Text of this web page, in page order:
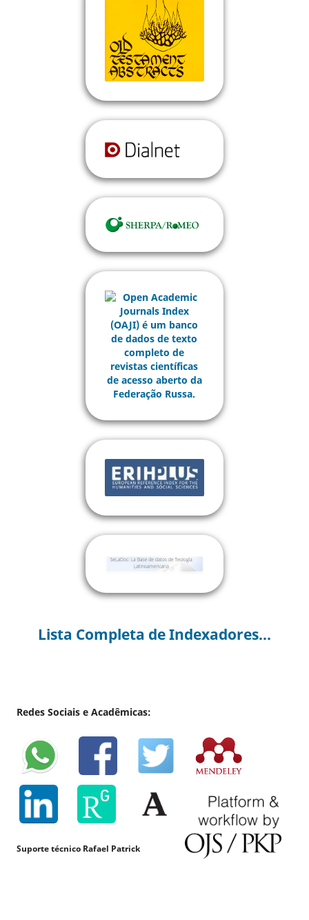
Lista Completa de Indexadores...
Redes Sociais e Acadêmicas:
Suporte técnico Rafael Patrick